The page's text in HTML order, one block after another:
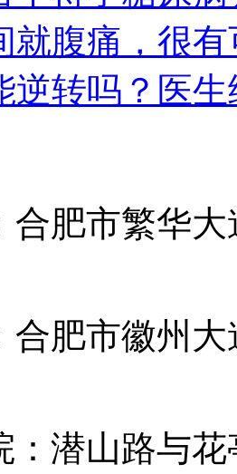
就腹痛，很
逆转吗？医
合肥市繁华
合肥市徽州
：潜山路与